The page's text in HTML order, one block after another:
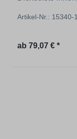
Artikel-Nr.: 15340-
Regulärer Preis:
ab 79,07 € *